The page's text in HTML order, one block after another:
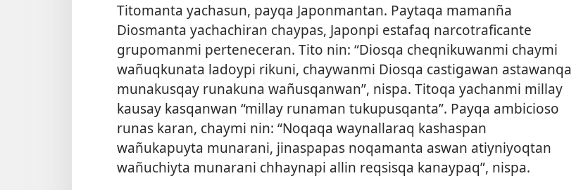
Titomanta yachasun, payqa Japonmantan. Paytaqa mamanña
Diosmanta yachachiran chaypas, Japonpi estafaq narcotraficante
grupomanmi perteneceran. Tito nin: “Diosqa cheqnikuwanmi chaymi
wañuqkunata ladoypi rikuni, chaywanmi Diosqa castigawan astawanqa
munakusqay runakuna wañusqanwan”, nispa. Titoqa yachanmi millay
kausay kasqanwan “millay runaman tukupusqanta”. Payqa ambicioso
runas karan, chaymi nin: “Noqaqa waynallaraq kashaspan
wañukapuyta munarani, jinaspapas noqamanta aswan atiyniyoqtan
wañuchiyta munarani chhaynapi allin reqsisqa kanaypaq”, nispa.